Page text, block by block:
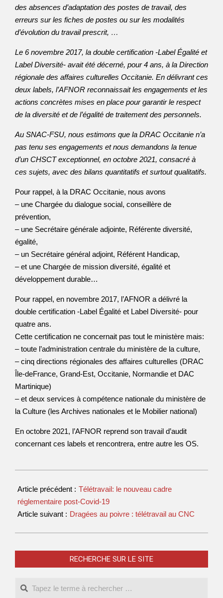
des absences d’adaptation des postes de travail, des
erreurs sur les fiches de postes ou sur les modalités
d’évolution du travail prescrit, …
Le 6 novembre 2017, la double certification -Label Égalité et
Label Diversité- avait été décerné, pour 4 ans, à la Direction
régionale des affaires culturelles Occitanie. En délivrant ces
deux labels, l’AFNOR reconnaissait les engagements et les
actions concrètes mises en place pour garantir le respect
de la diversité et de l’égalité de traitement des personnels.
Au SNAC-FSU, nous estimons que la DRAC Occitanie n’a
pas tenu ses engagements et nous demandons la tenue
d’un CHSCT exceptionnel, en octobre 2021, consacré à
ces sujets, avec des bilans quantitatifs et surtout qualitatifs.
Pour rappel, à la DRAC Occitanie, nous avons
– une Chargée du dialogue social, conseillère de
prévention,
– une Secrétaire générale adjointe, Référente diversité,
égalité,
– un Secrétaire général adjoint, Référent Handicap,
– et une Chargée de mission diversité, égalité et
développement durable…
Pour rappel, en novembre 2017, l’AFNOR a délivré la
double certification -Label Égalité et Label Diversité- pour
quatre ans.
Cette certification ne concernait pas tout le ministère mais:
– toute l’administration centrale du ministère de la culture,
– cinq directions régionales des affaires culturelles (DRAC
Île-deFrance, Grand-Est, Occitanie, Normandie et DAC
Martinique)
– et deux services à compétence nationale du ministère de
la Culture (les Archives nationales et le Mobilier national)
En octobre 2021, l’AFNOR reprend son travail d’audit
concernant ces labels et rencontrera, entre autre les OS.
Article précédent : Télétravail: le nouveau cadre
réglementaire post-Covid-19
Article suivant : Dragées au poivre : télétravail au CNC
RECHERCHE SUR LE SITE